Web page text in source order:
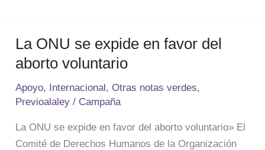
La ONU se expide en favor del
aborto voluntario
Apoyo, Internacional,Otras notas verdes,
Previoalaley / Campaña
La ONU se expide en favor del aborto voluntario» El
Comité de Derechos Humanos de la Organización
La
ONU
expide
en
favor
del